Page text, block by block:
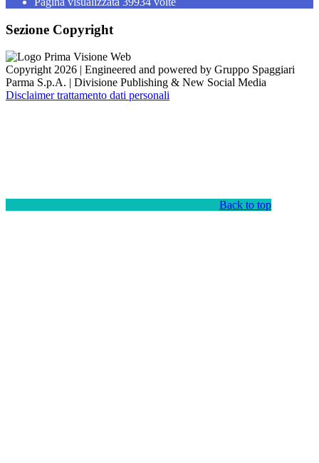
Sezione Copyright
Copyright 2026 | Engineered and powered by Gruppo Spaggiari
Parma S.p.A. | Divisione Publishing & New Social Media
Disclaimer trattamento dati personali
Back to top